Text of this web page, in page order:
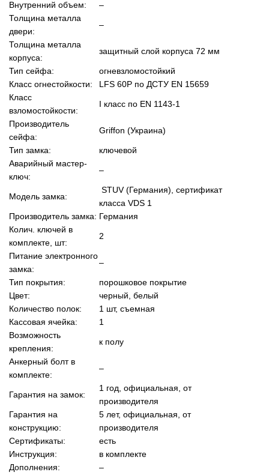
Внутренний объем:
–
Толщина металла
двери:
–
Толщина металла
корпуса:
защитный слой корпуса 72 мм
Тип сейфа:
огневзломостойкий
Класс огнестойкости:
LFS 60P по ДСТУ EN 15659
Класс
взломостойкости:
I класс по EN 1143-1
Производитель
сейфа:
Griffon (Украина)
Тип замка:
ключевой
Аварийный мастер-
ключ:
–
Модель замка:
STUV (Германия), сертификат
класса VDS 1
Производитель замка: Германия
Колич. ключей в
комплекте, шт:
2
Питание электронного
замка:
–
Тип покрытия:
порошковое покрытие
Цвет:
черный, белый
Количество полок:
1 шт, cъемная
Кассовая ячейка:
1
Возможность
крепления:
к полу
Анкерный болт в
комплекте:
–
Гарантия на замок:
1 год, официальная, от
производителя
Гарантия на
конструкцию:
5 лет, официальная, от
производителя
Сертификаты:
есть
Инструкция:
в комплекте
Дополнения:
–